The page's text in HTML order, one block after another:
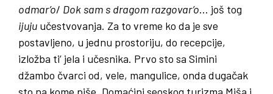
odmar’o/ Dok sam s dragom razgovar’o… još tog
ijuju učestvovanja. Za to vreme ko da je sve
postavljeno, u jednu prostoriju, do recepcije,
izložba ti’ jela i učesnika. Prvo sto sa Simini
džambo čvarci od, vele, mangulice, onda dugačak